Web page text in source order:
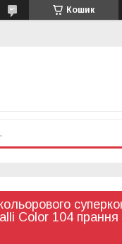
Кошик
Color 104 прання